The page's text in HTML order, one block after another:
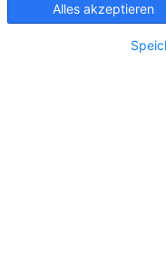
Alles akzeptieren